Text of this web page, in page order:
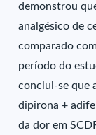
demonstrou
analgésico de
comparado
período do
conclui-se que
dipirona +
da dor em